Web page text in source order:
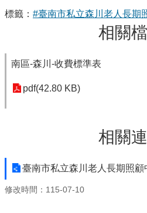
標籤： #臺南市私立森川老人長期
相關
南區-森川-收費標準表
pdf(42.80 KB)
相關
臺南市私立森川老人長期照顧
修改時間：115-07-10